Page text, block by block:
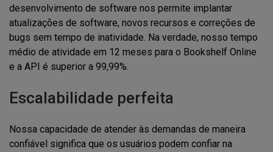
desenvolvimento de software nos permite implantar
atualizações de software, novos recursos e correções de
bugs sem tempo de inatividade. Na verdade, nosso tempo
médio de atividade em 12 meses para o Bookshelf Online
e a API é superior a 99,99%.
Escalabilidade perfeita
Nossa capacidade de atender às demandas de maneira
confiável significa que os usuários podem confiar na